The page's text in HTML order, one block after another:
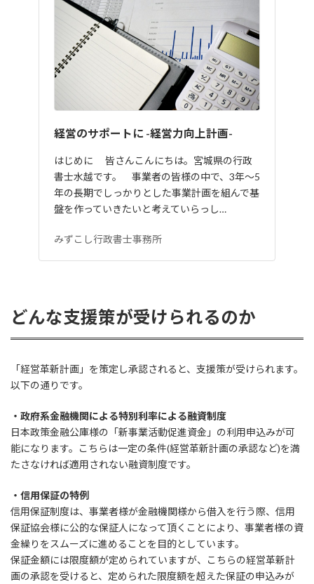
経営のサポートに -経営力向上計画-
はじめに 皆さんこんにちは。宮城県の行政
書士水越です。 事業者の皆様の中で、3年〜5
年の長期でしっかりとした事業計画を組んで基
盤を作っていきたいと考えていらっし…
みずこし行政書士事務所
どんな支援策が受けられるのか
「経営革新計画」を策定し承認されると、支援策が受けられます。
以下の通りです。
・政府系金融機関による特別利率による融資制度
日本政策金融公庫様の「新事業活動促進資金」の利用申込みが可
能になります。こちらは一定の条件(経営革新計画の承認など)を満
たさなければ適用されない融資制度です。
・信用保証の特例
信用保証制度は、事業者様が金融機関様から借入を行う際、信用
保証協会様に公的な保証人になって頂くことにより、事業者様の資
金繰りをスムーズに進めることを目的としています。
保証金額には限度額が定められていますが、こちらの経営革新計
画の承認を受けると、定められた限度額を超えた保証の申込みが